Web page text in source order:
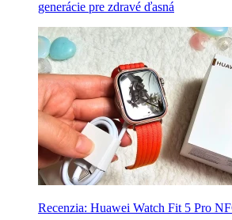
generácie pre zdravé ďasná
Recenzia: Huawei Watch Fit 5 Pro